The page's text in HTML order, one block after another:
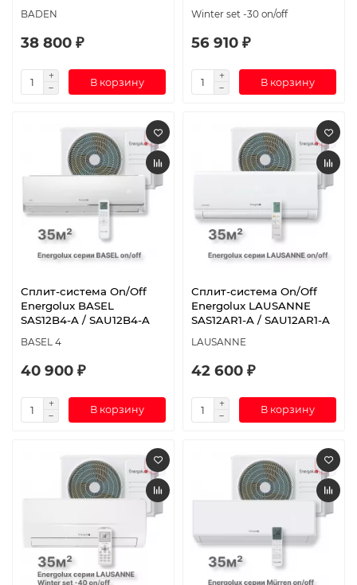
BADEN
38 800 ₽
В корзину
Winter set -30 on/off
56 910 ₽
В корзину
Сплит-система On/Off
Energolux BASEL
SAS12B4-A / SAU12B4-A
BASEL 4
40 900 ₽
В корзину
Сплит-система On/Off
Energolux LAUSANNE
SAS12AR1-A / SAU12AR1-A
LAUSANNE
42 600 ₽
В корзину